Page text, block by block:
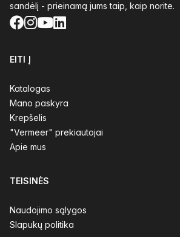
sandėlį - prieinamą jums taip, kaip norite.
Facebook
Instagram
YouTube
LinkedIn
EITI Į
Katalogas
Mano paskyra
Krepšelis
"Vermeer" prekiautojai
Apie mus
TEISINĖS
Naudojimo sąlygos
Slapukų politika